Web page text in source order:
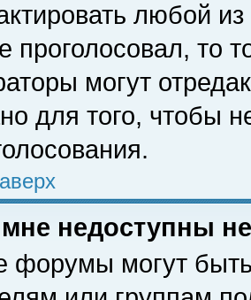
любой
проголосовал, то
могут
для того, чтобы
недоступны
форумы могут